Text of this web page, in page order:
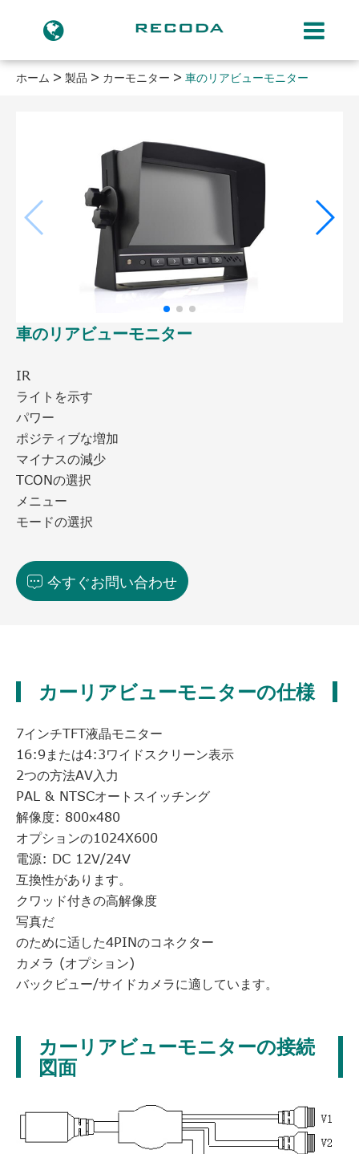
ホーム 製品 カーモニター 車のリアビューモニター
車のリアビューモニター
IR
ライトを示す
パワー
ポジティブな増加
マイナスの減少
TCONの選択
メニュー
モードの選択
 今すぐお問い合わせ
カーリアビューモニターの仕様
7インチTFT液晶モニター
16:9または4:3ワイドスクリーン表示
2つの方法AV入力
PAL & NTSCオートスイッチング
解像度: 800x480
オプションの1024X600
電源: DC 12V/24V
互換性があります。
クワッド付きの高解像度
写真だ
のために适した4PINのコネクター
カメラ (オプション)
バックビュー/サイドカメラに適しています。
カーリアビューモニターの接続
図面